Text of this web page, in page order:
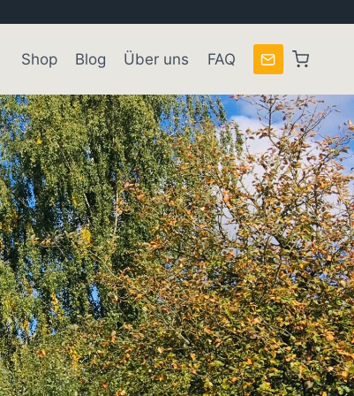
Shop Blog Über uns FAQ